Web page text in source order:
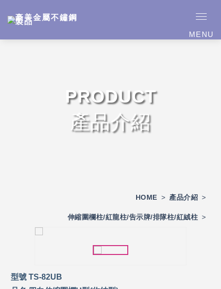
MENU
PRODUCT
產品介紹
HOME > 產品介紹 >
伸縮圍欄柱/紅龍柱/告示牌/排隊柱/紅絨柱 >
型號 TS-82UB